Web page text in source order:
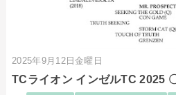
2025年9月12日金曜日
TCライオン インゼルTC 2025